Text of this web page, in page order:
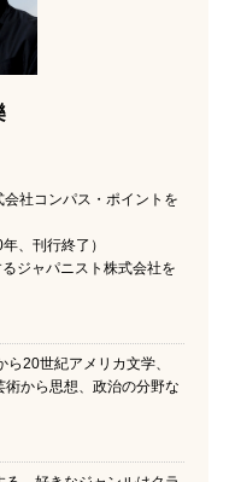
社コンパス・ポイントを
、刊行終了）
ジャパニスト株式会社を
20世紀アメリカ文学、
から思想、政治の分野な